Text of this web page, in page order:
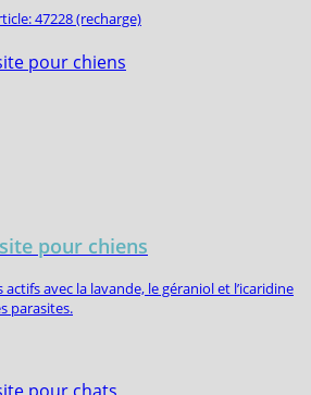
47228 (recharge)
pour chiens
avec la lavande, le géraniol et l’icaridine
parasites.